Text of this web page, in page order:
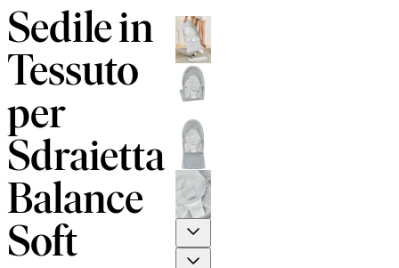
Sedile in
Tessuto
per
Sdraietta
Balance
Soft